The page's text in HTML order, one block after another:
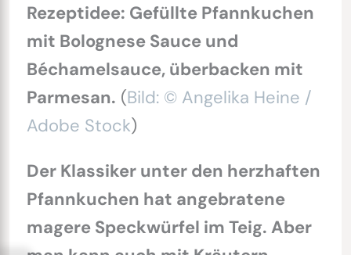
Rezeptidee: Gefüllte Pfannkuchen
mit Bolognese Sauce und
Béchamelsauce, überbacken mit
Parmesan. (Bild: © Angelika Heine /
Adobe Stock)
Der Klassiker unter den herzhaften
Pfannkuchen hat angebratene
magere Speckwürfel im Teig. Aber